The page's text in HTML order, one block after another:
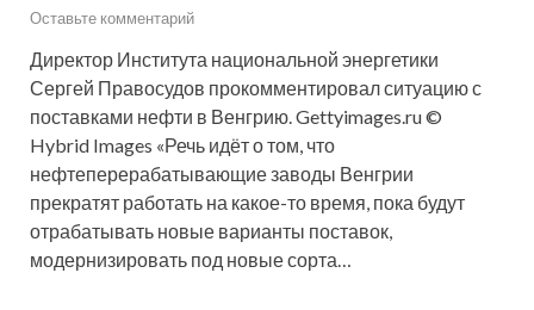
Оставьте комментарий
Директор Института национальной энергетики
Сергей Правосудов прокомментировал ситуацию с
поставками нефти в Венгрию. Gettyimages.ru ©
Hybrid Images «Речь идёт о том, что
нефтеперерабатывающие заводы Венгрии
прекратят работать на какое-то время, пока будут
отрабатывать новые варианты поставок,
модернизировать под новые сорта…